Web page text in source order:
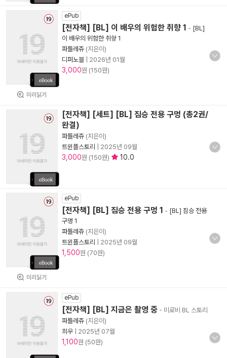
미리읽기
ePub
[전자책] [BL] 이 배우의 위험한 취향 1 - [BL]
이 배우의 위험한 취향 1
파틀레쥬 (지은이)
디퍼노블
2026년 01월
3,000원 (150원)
[전자책] [세트] [BL] 짐승 전용 구멍 (총2권/
완결)
파틀레쥬 (지은이)
트윈플스토리
2025년 09월
3,000원 (150원) 10.0
미리읽기
ePub
[전자책] [BL] 짐승 전용 구멍 1 - [BL] 짐승 전용
구멍 1
파틀레쥬 (지은이)
트윈플스토리
2025년 09월
1,500원 (70원)
ePub
[전자책] [BL] 지금은 촬영 중 - 미로비 BL 스토리
파틀레쥬 (지은이)
희우
2025년 07월
1,100원 (50원)